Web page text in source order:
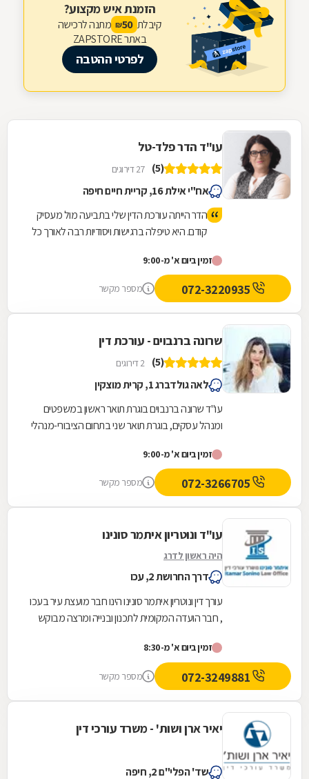
הזמנת איש מקצוע?
קיבלת 50
₪ מתנה לרכישה
באתר ZAPSTORE
לפרטי ההטבה
עו"ד הדר פלד-טל
(5) 27 דירוגים
אח"י אילת 16, קריית חיים חיפה
הדר הייתה עורכת הדין שלי בתביעה מול מעסיק
קודם. היא טיפלה ברגישות ויסודיות רבה לאורך כל
על שני הצדדים. הדר הייתה זמינה לאורך כל
הדרך, מקצועית ברמות הכי גבוהות עם ידע
מעמיק בדיני עבודה ונתנה לי תחושה שיש לי על
מי לסמוך וכך היה!
זמין ביום א' מ-9:00
מספר מקשר
שרונה ברנבוים - עורכת דין
(5) 2 דירוגים
לאה גולדברג 1, קרית מוצקין
עו"ד שרונה ברנבוים בוגרת תואר ראשון במשפטים
ומנהל עסקים, בוגרת תואר שני בתחום הציבורי-מנהלי
רחבה...
זמין ביום א' מ-9:00
מספר מקשר
עו"ד ונוטריון איתמר סונינו
היה ראשון לדרג
דרך החרושת 2, עכו
עורך דין ונוטריון איתמר סונינו הינו חבר מועצת עיר בעכו
, חבר הועדה המקומית לתכנון ובנייה ומרצה מבוקש
זמין ביום א' מ-8:30
מספר מקשר
יאיר ארן ושות' - משרד עורכי דין
שד' הפלי"ם 2, חיפה